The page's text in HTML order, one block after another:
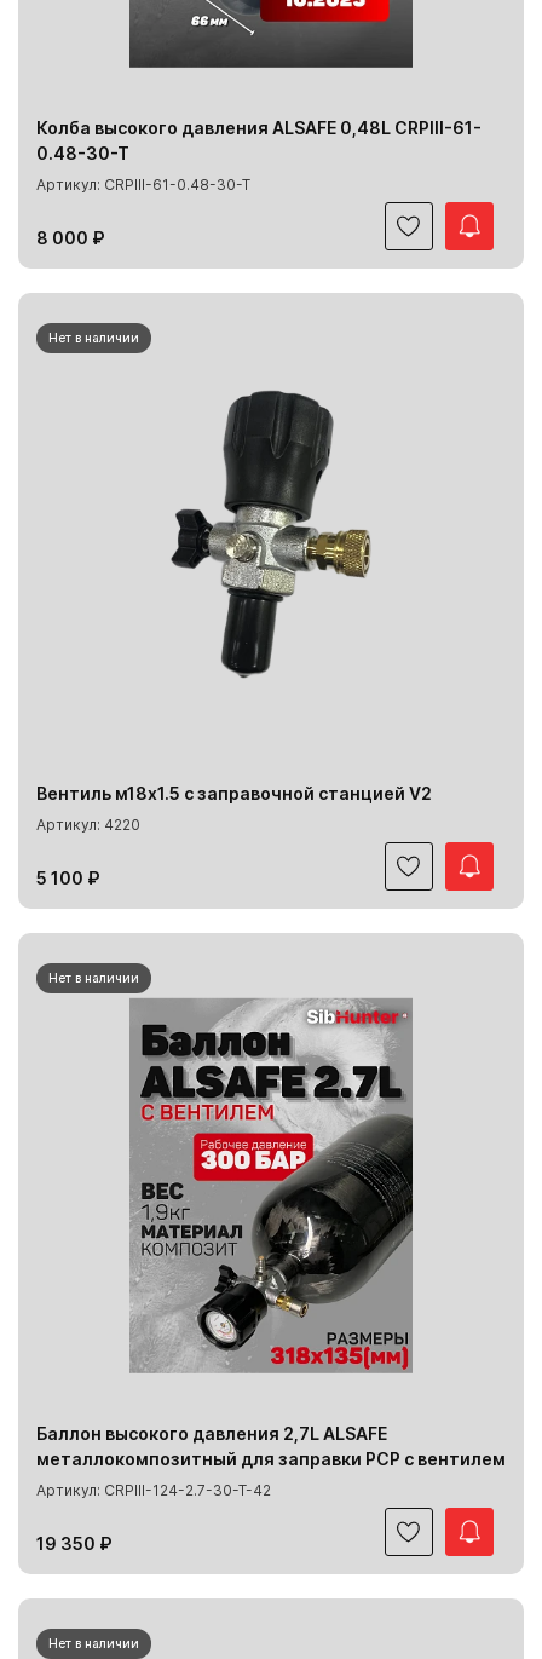
Колба высокого давления ALSAFE 0,48L CRPIII-61-
0.48-30-T
Артикул: CRPIII-61-0.48-30-T
8 000 ₽
Нет в наличии
Вентиль м18х1.5 с заправочной станцией V2
Артикул: 4220
5 100 ₽
Нет в наличии
Баллон высокого давления 2,7L ALSAFE
металлокомпозитный для заправки PCP с вентилем
Артикул: CRPIII-124-2.7-30-T-42
19 350 ₽
Нет в наличии